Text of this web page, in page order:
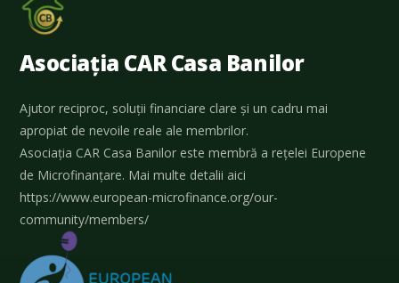
Asociația CAR Casa Banilor
Ajutor reciproc, soluții financiare clare și un cadru mai
apropiat de nevoile reale ale membrilor.
Asociația CAR Casa Banilor este membră a rețelei Europene
de Microfinanțare. Mai multe detalii aici
https://www.european-microfinance.org/our-
community/members/